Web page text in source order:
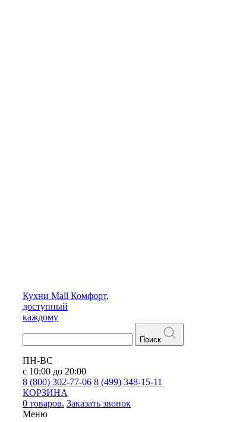
Кухни Mall Комфорт,
доступный
каждому
Поиск
ПН-ВС
с 10:00 до 20:00
8 (800) 302-77-06 8 (499) 348-15-11
КОРЗИНА
0 товаров. Заказать звонок
Меню